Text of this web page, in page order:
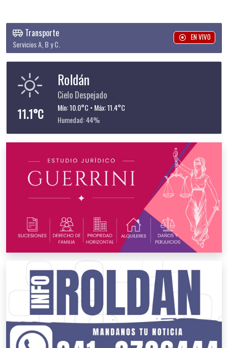
Transporte
Servicios A, B y C.
EN VIVO
11.1°C
Roldán
Cielo Despejado
Mín: 10.0°C • Máx: 11.4°C
Humedad: 44%